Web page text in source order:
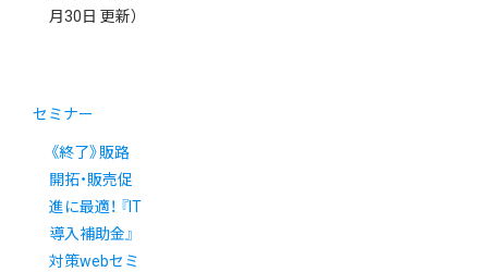
月30日 更新）
セミナー
《終了》販路
開拓・販売促
進に最適！ 『IT
導入補助金』
対策webセミ